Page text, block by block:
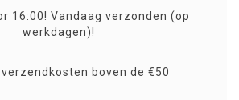
16:00! Vandaag verzonden (op
werkdagen)!
boven de €50